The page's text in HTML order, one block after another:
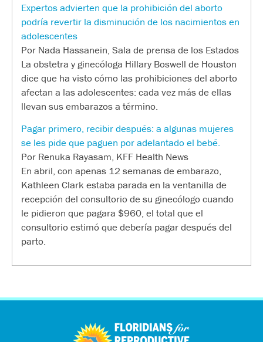
Expertos advierten que la prohibición del aborto
podría revertir la disminución de los nacimientos en
adolescentes
Por Nada Hassanein, Sala de prensa de los Estados
La obstetra y ginecóloga Hillary Boswell de Houston
dice que ha visto cómo las prohibiciones del aborto
afectan a las adolescentes: cada vez más de ellas
llevan sus embarazos a término.
Pagar primero, recibir después: a algunas mujeres
se les pide que paguen por adelantado el bebé.
Por Renuka Rayasam, KFF Health News
En abril, con apenas 12 semanas de embarazo,
Kathleen Clark estaba parada en la ventanilla de
recepción del consultorio de su ginecólogo cuando
le pidieron que pagara $960, el total que el
consultorio estimó que debería pagar después del
parto.